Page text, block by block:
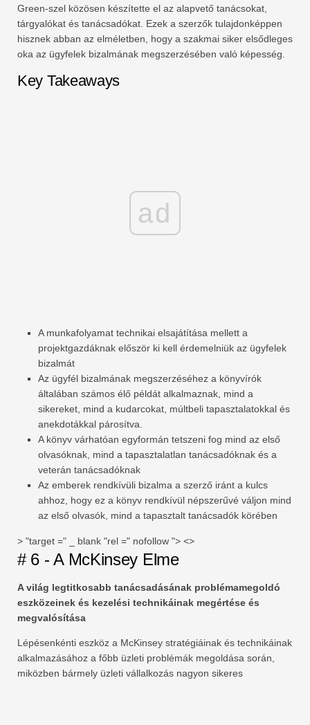
Green-szel közösen készítette el az alapvető tanácsokat,
tárgyalókat és tanácsadókat. Ezek a szerzők tulajdonképpen
hisznek abban az elméletben, hogy a szakmai siker elsődleges
oka az ügyfelek bizalmának megszerzésében való képesség.
Key Takeaways
ad
A munkafolyamat technikai elsajátítása mellett a
projektgazdáknak először ki kell érdemelniük az ügyfelek
bizalmát
Az ügyfél bizalmának megszerzéséhez a könyvírók
általában számos élő példát alkalmaznak, mind a
sikereket, mind a kudarcokat, múltbeli tapasztalatokkal és
anekdotákkal párosítva.
A könyv várhatóan egyformán tetszeni fog mind az első
olvasóknak, mind a tapasztalatlan tanácsadóknak és a
veterán tanácsadóknak
Az emberek rendkívüli bizalma a szerző iránt a kulcs
ahhoz, hogy ez a könyv rendkívül népszerűvé váljon mind
az első olvasók, mind a tapasztalt tanácsadók körében
> "target =" _ blank "rel =" nofollow "> <>
# 6 - A McKinsey Elme
A világ legtitkosabb tanácsadásának problémamegoldó
eszközeinek és kezelési technikáinak megértése és
megvalósítása
Lépésenkénti eszköz a McKinsey stratégiáinak és technikáinak
alkalmazásához a főbb üzleti problémák megoldása során,
miközben bármely üzleti vállalkozás nagyon sikeres